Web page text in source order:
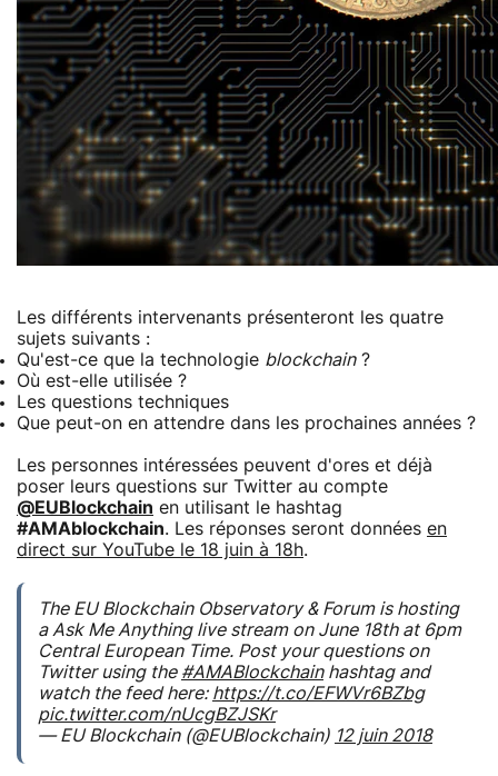
Les différents intervenants présenteront les quatre
sujets suivants :
Qu'est-ce que la technologie blockchain?
Où est-elle utilisée ?
Les questions techniques
Que peut-on en attendre dans les prochaines années ?
Les personnes intéressées peuvent d'ores et déjà
poser leurs questions sur Twitter au compte
@EUBlockchain en utilisant le hashtag
#AMAblockchain. Les réponses seront données en
direct sur YouTube le 18 juin à 18h.
The EU Blockchain Observatory & Forum is hosting
a Ask Me Anything live stream on June 18th at 6pm
Central European Time. Post your questions on
Twitter using the #AMABlockchainhashtag and
watch the feed here: https://t.co/EFWVr6BZbg
pic.twitter.com/nUcgBZJSKr
— EU Blockchain (@EUBlockchain) 12 juin 2018